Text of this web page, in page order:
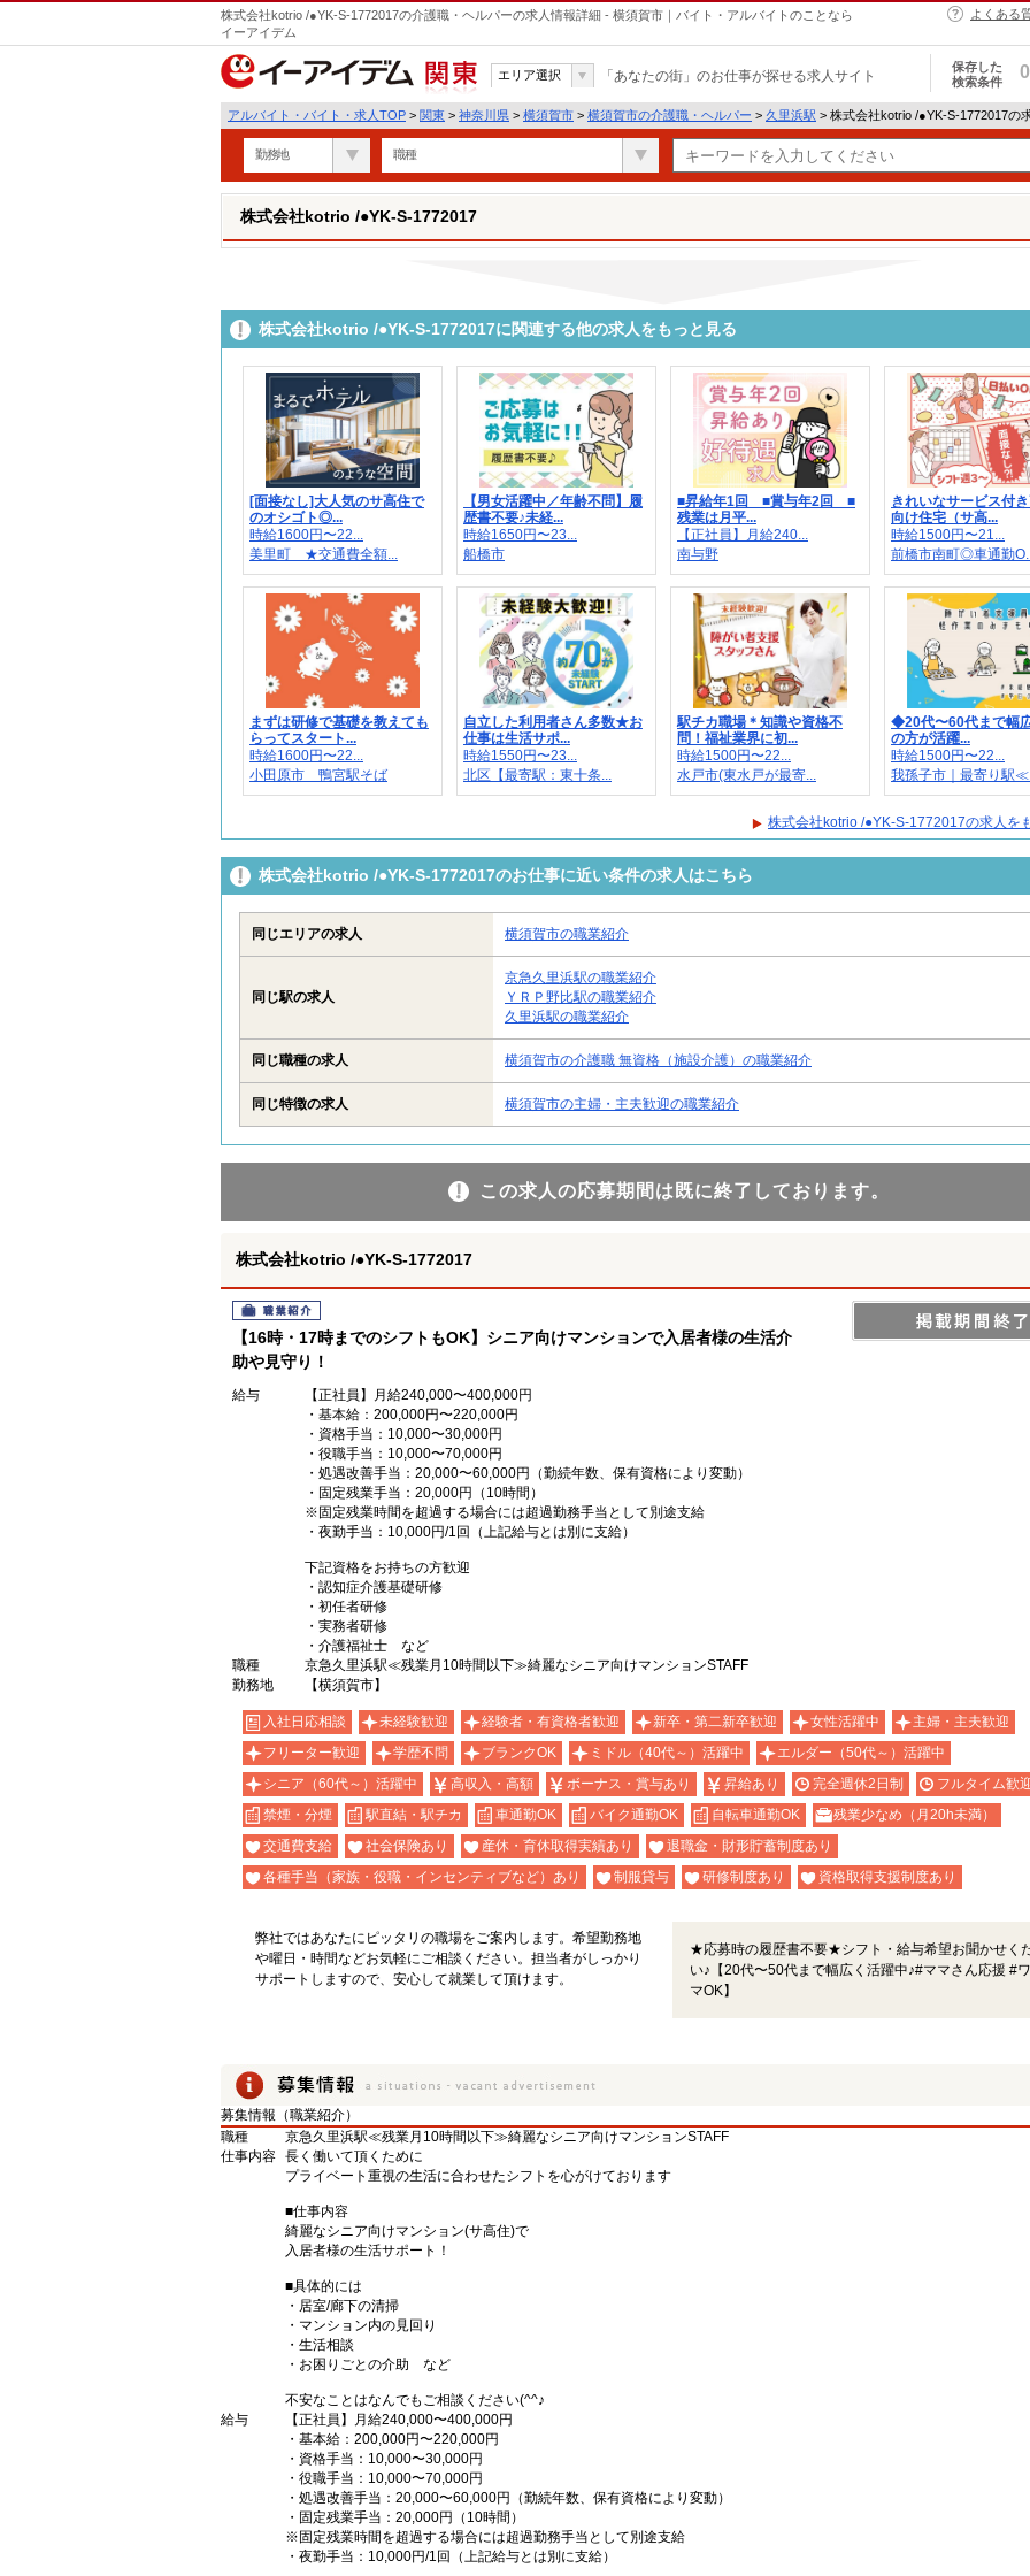
株式会社kotrio /●YK-S-1772017の介護職・ヘルパーの求人情報詳細 - 横須賀市｜バイト・アルバイトのことなら
イーアイデム
よくある
関東
エリア選択 「あなたの街」のお仕事が探せる求人サイト
保存した
検索条件
0
アルバイト・バイト・求人TOP > 関東 > 神奈川県 > 横須賀市 > 横須賀市の介護職・ヘルパー > 久里浜駅 > 株式会社kotrio /●YK-S-1772017の
勤務地 職種
株式会社kotrio /●YK-S-1772017
株式会社kotrio /●YK-S-1772017に関連する他の求人をもっと見る
[面接なし]大人気のサ高住で
のオシゴト◎...
時給1600円〜22...
美里町 ★交通費全額...
【男女活躍中／年齢不問】履
歴書不要♪未経...
時給1650円〜23...
船橋市
■昇給年1回 ■賞与年2回 ■
残業は月平...
【正社員】月給240...
南与野
きれいなサービス付
向け住宅（サ高...
時給1500円〜21...
前橋市南町◎車通勤
まずは研修で基礎を教えても
らってスタート...
時給1600円〜22...
小田原市 鴨宮駅そば
自立した利用者さん多数★お
仕事は生活サポ...
時給1550円〜23...
北区【最寄駅：東十条...
駅チカ職場＊知識や資格不
問！福祉業界に初...
時給1500円〜22...
水戸市(東水戸が最寄...
◆20代〜60代まで幅
の方が活躍...
時給1500円〜22...
我孫子市｜最寄り駅
株式会社kotrio /●YK-S-1772017の求人を
株式会社kotrio /●YK-S-1772017のお仕事に近い条件の求人はこちら
同じエリアの求人 横須賀市の職業紹介
同じ駅の求人
京急久里浜駅の職業紹介
ＹＲＰ野比駅の職業紹介
久里浜駅の職業紹介
同じ職種の求人 横須賀市の介護職 無資格（施設介護）の職業紹介
同じ特徴の求人 横須賀市の主婦・主夫歓迎の職業紹介
この求人の応募期間は既に終了しております。
株式会社kotrio /●YK-S-1772017
職業紹介
【16時・17時までのシフトもOK】シニア向けマンションで入居者様の生活介
助や見守り！
給与
【正社員】月給240,000〜400,000円
・基本給：200,000円〜220,000円
・資格手当：10,000〜30,000円
・役職手当：10,000〜70,000円
・処遇改善手当：20,000〜60,000円（勤続年数、保有資格により変動）
・固定残業手当：20,000円（10時間）
※固定残業時間を超過する場合には超過勤務手当として別途支給
・夜勤手当：10,000円/1回（上記給与とは別に支給）
下記資格をお持ちの方歓迎
・認知症介護基礎研修
・初任者研修
・実務者研修
・介護福祉士 など
職種
京急久里浜駅≪残業月10時間以下≫綺麗なシニア向けマンションSTAFF
勤務地
【横須賀市】
入社日応相談 未経験歓迎 経験者・有資格者歓迎 新卒・第二新卒歓迎 女性活躍中
主婦・主夫歓迎
フリーター歓迎
学歴不問 ブランクOK ミドル（40代～）活躍中
エルダー（50代～）活躍中
シニア（60代～）活躍中
高収入・高額 ボーナス・賞与あり 昇給あり 完全週休2日制
フルタイム歓
禁煙・分煙
駅直結・駅チカ 車通勤OK バイク通勤OK 自転車通勤OK
残業少なめ（月20h未満）
交通費支給
社会保険あり 産休・育休取得実績あり
退職金・財形貯蓄制度あり
各種手当（家族・役職・インセンティブなど）あり
制服貸与 研修制度あり 資格取得支援制度あり
弊社ではあなたにピッタリの職場をご案内します。希望勤務地
や曜日・時間などお気軽にご相談ください。担当者がしっかり
サポートしますので、安心して就業して頂けます。
★応募時の履歴書不要★シフト・給与希望お聞かせく
い♪【20代〜50代まで幅広く活躍中♪#ママさん応援 #
マOK】
募集情報（職業紹介）
職種
京急久里浜駅≪残業月10時間以下≫綺麗なシニア向けマンションSTAFF
仕事内容 長く働いて頂くために
プライベート重視の生活に合わせたシフトを心がけております
■仕事内容
綺麗なシニア向けマンション(サ高住)で
入居者様の生活サポート！
■具体的には
・居室/廊下の清掃
・マンション内の見回り
・生活相談
・お困りごとの介助 など
不安なことはなんでもご相談ください(^^♪
給与
【正社員】月給240,000〜400,000円
・基本給：200,000円〜220,000円
・資格手当：10,000〜30,000円
・役職手当：10,000〜70,000円
・処遇改善手当：20,000〜60,000円（勤続年数、保有資格により変動）
・固定残業手当：20,000円（10時間）
※固定残業時間を超過する場合には超過勤務手当として別途支給
・夜勤手当：10,000円/1回（上記給与とは別に支給）